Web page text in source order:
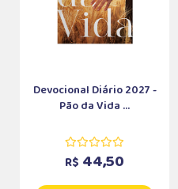
Devocional Diário 2027 -
Pão da Vida ...
R$ 44,50